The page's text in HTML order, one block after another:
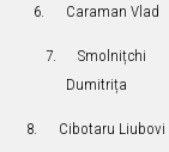
6. Caraman Vlad
7. Smolnițchi
Dumitrița
8. Cibotaru Liubovi